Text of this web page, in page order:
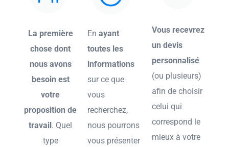
La première
chose dont
nous avons
besoin est
votre
proposition de
travail. Quel
type
Enayant
toutes les
informations
sur ce que
vous
recherchez,
nous pourrons
vous présenter
Vous recevrez
un devis
personnalisé
(ou plusieurs)
afin de choisir
celui qui
correspond le
mieux à votre